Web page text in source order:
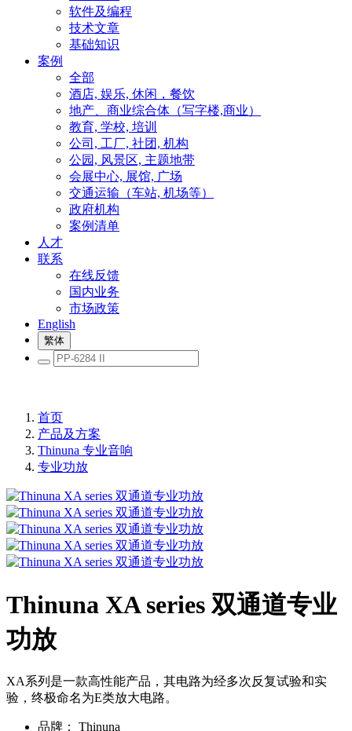
软件及编程
技术文章
基础知识
案例
全部
酒店, 娱乐, 休闲，餐饮
地产、商业综合体（写字楼,商业）
教育, 学校, 培训
公司, 工厂, 社团, 机构
公园, 风景区, 主题地带
会展中心, 展馆, 广场
交通运输（车站, 机场等）
政府机构
案例清单
人才
联系
在线反馈
国内业务
市场政策
English
繁体
首页
产品及方案
Thinuna 专业音响
专业功放
Thinuna XA series 双通道专业
功放
XA系列是一款高性能产品，其电路为经多次反复试验和实
验，终极命名为E类放大电路。
品牌： Thinuna